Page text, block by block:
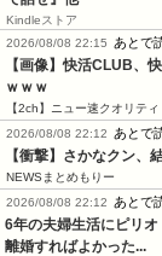
Kindleストア
2026/08/08 22:15
あとで
【画像】快活CLUB、
ｗｗｗ
【2ch】ニュー速クオリティ
2026/08/08 22:12
あとで
【衝撃】さかなクン、
NEWSまとめもりー
2026/08/08 22:12
あとで
6年の夫婦生活にピリ
離婚すればよかった...